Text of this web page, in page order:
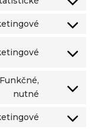
service
Consent
Consent
service
fonts
Consent
service
recaptcha
nutné
Consent
service
Consent